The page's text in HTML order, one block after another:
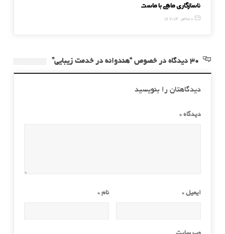
ناسازگاری ماهی با ماست
16 دسامبر, 2014
دیدگاهتان را بنویسید
دیدگاه *
نام* ایمیل *